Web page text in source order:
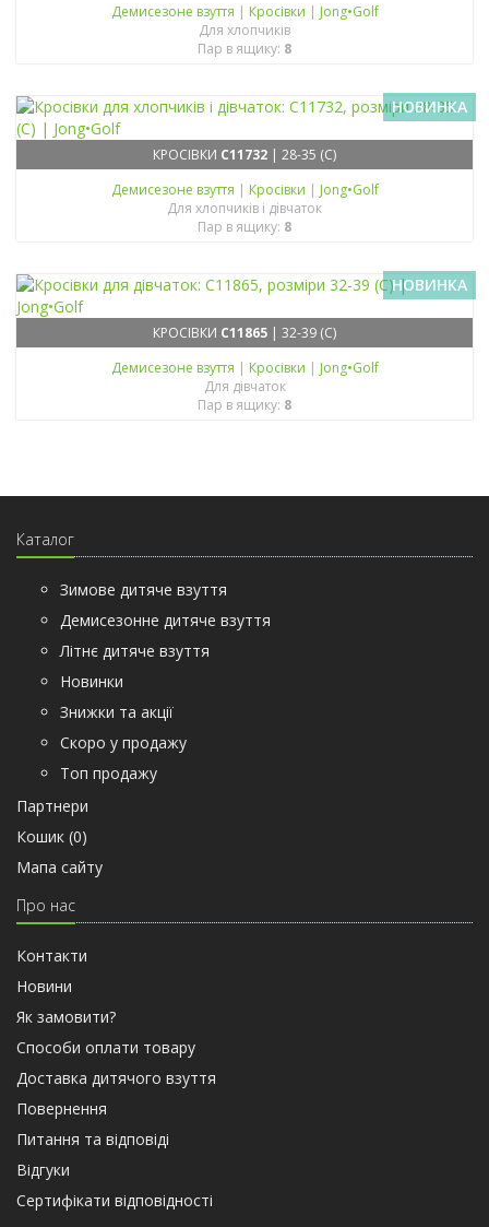
Демисезонe взуття | Кросівки | Jong•Golf
Для хлопчиків
Пар в ящику: 8
НОВИНКА
КРОСІВКИ C11732 | 28-35 (C)
Демисезонe взуття | Кросівки | Jong•Golf
Для хлопчиків і дівчаток
Пар в ящику: 8
НОВИНКА
КРОСІВКИ C11865 | 32-39 (C)
Демисезонe взуття | Кросівки | Jong•Golf
Для дівчаток
Пар в ящику: 8
Каталог
Зимове дитяче взуття
Демисезонне дитяче взуття
Літнє дитяче взуття
Новинки
Знижки та акції
Скоро у продажу
Топ продажу
Партнери
Кошик (0)
Мапа сайту
Про нас
Контакти
Новини
Як замовити?
Способи оплати товару
Доставка дитячого взуття
Повернення
Питання та відповіді
Відгуки
Сертифiкати вiдповiдностi